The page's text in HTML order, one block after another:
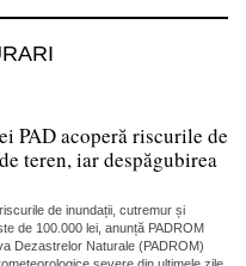
PAD acoperă riscurile de
teren, iar despăgubirea
de inundații, cutremur și
de 100.000 lei, anunță PADROM
Dezastrelor Naturale (PADROM)
severe din ultimele zile,